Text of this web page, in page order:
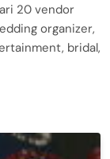
20 vendor
organizer,
bridal,